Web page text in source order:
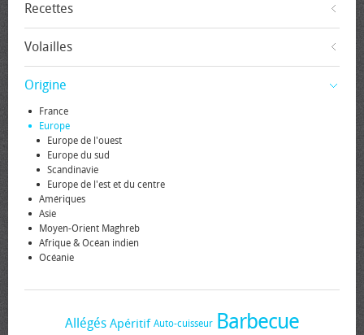
Recettes
Volailles
Origine
France
Europe
Europe de l'ouest
Europe du sud
Scandinavie
Europe de l'est et du centre
Amériques
Asie
Moyen-Orient Maghreb
Afrique & Océan indien
Océanie
Allégés Apéritif Auto-cuisseur Barbecue